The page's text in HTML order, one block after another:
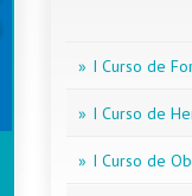
» I Curso de
» I Curso de
» I Curso de